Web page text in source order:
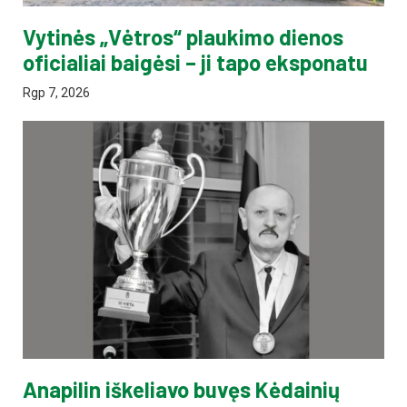
Vytinės „Vėtros“ plaukimo dienos
oficialiai baigėsi – ji tapo eksponatu
Rgp 7, 2026
Anapilin iškeliavo buvęs Kėdainių